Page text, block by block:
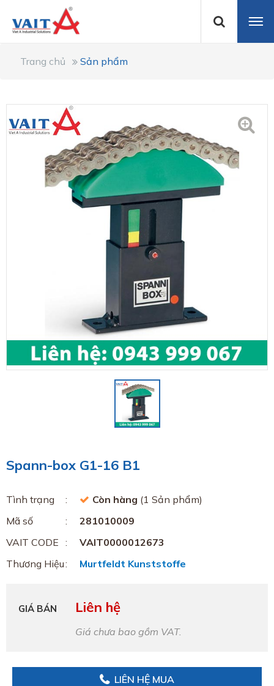
Trang chủ Sản phẩm
Spann-box G1-16 B1
Tình trạng Còn hàng (1 Sản phẩm)
Mã số
281010009
VAIT CODE
VAIT0000012673
Thương Hiệu
Murtfeldt Kunststoffe
GIÁ BÁN Liên hệ
Giá chưa bao gồm VAT.
LIÊN HỆ MUA